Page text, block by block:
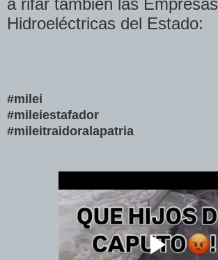
a rifar también las Empresas
Hidroeléctricas del Estado:
#milei
#mileiestafador
#mileitraidoralapatria